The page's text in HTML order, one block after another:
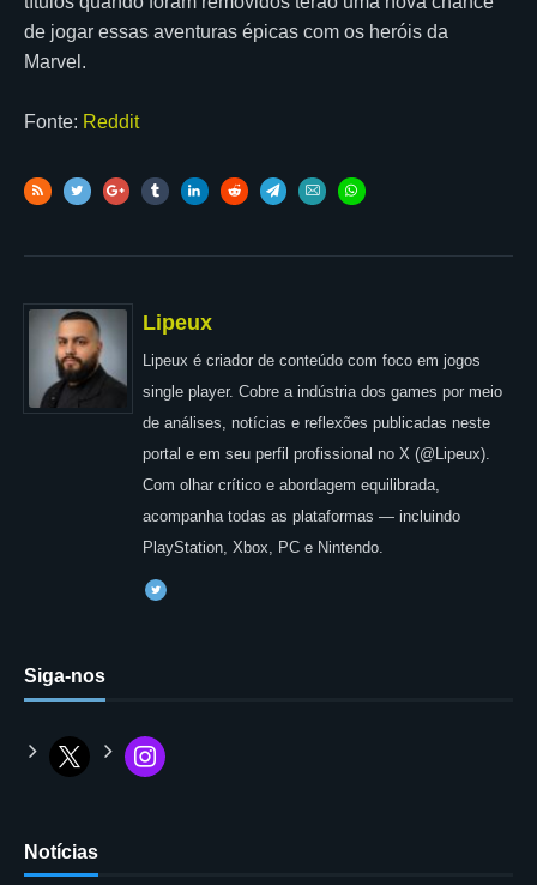
de jogar essas aventuras épicas com os heróis da
Marvel.
Fonte: Reddit
Lipeux
Lipeux é criador de conteúdo com foco em jogos
single player. Cobre a indústria dos games por meio
de análises, notícias e reflexões publicadas neste
portal e em seu perfil profissional no X (@Lipeux).
Com olhar crítico e abordagem equilibrada,
acompanha todas as plataformas — incluindo
PlayStation, Xbox, PC e Nintendo.
Siga-nos
Notícias